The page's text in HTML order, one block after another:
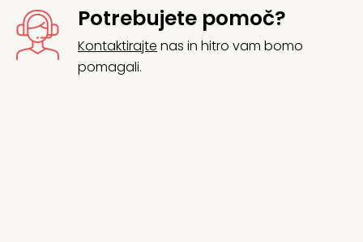
Potrebujete pomoč?
Kontaktirajte nas in hitro vam bomo
pomagali.